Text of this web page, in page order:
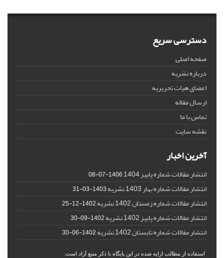
دسترسی سریع
صفحه اصلی
درباره نشریه
اعضای هیات تحریریه
ارسال مقاله
تماس با ما
نقشه سایت
آخرین اخبار
انتشار مقالات شماره پاییز 1404 1406-07-08
انتشار مقالات شماره بهار 1403 نشریه 1403-03-31
انتشار مقالات شماره زمستان 1402 نشریه 1402-12-25
انتشار مقالات شماره پاییز 1402 نشریه 1402-09-30
انتشار مقالات شماره تابستان 1402 نشریه 1402-06-30
استفاده از مطالب ارایه شده در این پایگاه با ذکر منبع آزاد است.